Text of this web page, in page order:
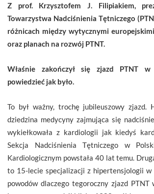
Z prof. Krzysztofem J. Filipiakiem,
Towarzystwa Nadciśnienia Tętniczego
różnicach między wytycznymi
oraz planach na rozwój PTNT.
Właśnie zakończył się zjazd PTNT w
powiedzieć jak było.
To był ważny, trochę jubileuszowy zjazd.
dziedzina medycyny zajmująca się
wykiełkowała z kardiologii jak kiedyś
Sekcja Nadciśnienia Tętniczego w
Kardiologicznym powstała 40 lat temu.
to 15-lecie specjalizacji z hipertensjologii w
powodów dlaczego tegoroczny zjazd PTNT